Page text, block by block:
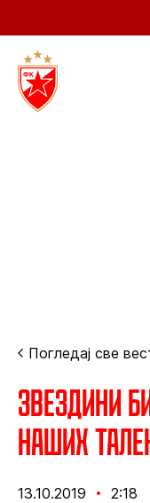
Погледај све
Звездини
наших
13.10.2019 2:18